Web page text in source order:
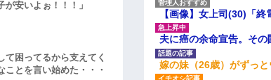
の治験募集がこちらｗｗｗｗｗ(※画像あり)
たタワマン頂き女子のこの動画、すげえええええｗ
氏、高速道路左車線を制限速度で走った結果
量を張り合ってくる
【画像】女上司(30)「
夫に癌の余命宣告。そ
嫁の妹（26歳）がずっ
が安いよぉ！！！」
て困ってるから支えてく
ことを言い始めた・・・